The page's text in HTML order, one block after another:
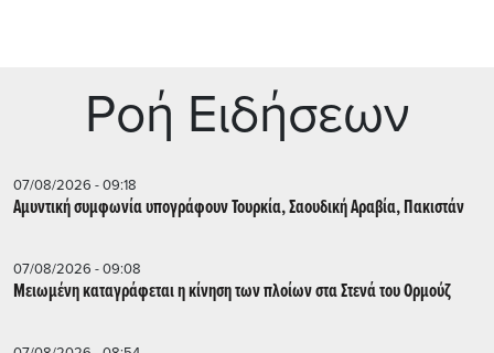
Ρoή Ειδήσεων
07/08/2026 - 09:18
Αμυντική συμφωνία υπογράφουν Τουρκία, Σαουδική Αραβία, Πακιστάν
07/08/2026 - 09:08
Μειωμένη καταγράφεται η κίνηση των πλοίων στα Στενά του Ορμούζ